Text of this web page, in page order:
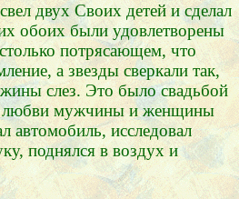
двух Своих детей и сделал
обоих были удовлетворены
потрясающем, что
а звезды сверкали так,
слез. Это было свадьбой
любви мужчины и женщины
автомобиль, исследовал
поднялся в воздух и